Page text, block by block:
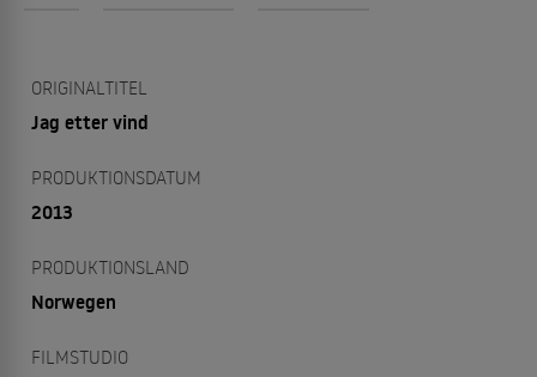
ORIGINALTITEL
Jag etter vind
PRODUKTIONSDATUM
2013
PRODUKTIONSLAND
Norwegen
FILMSTUDIO